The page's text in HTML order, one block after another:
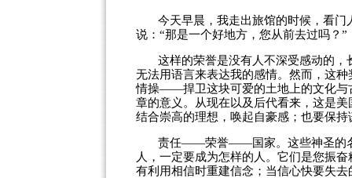
今天早晨，我走出旅馆的时候，看
说：“那是一个好地方，您从前去过吗？”
这样的荣誉是没有人不深受感动的
无法用语言来表达我的感情。然而，这
情操——捍卫这块可爱的土地上的文化与
章的意义。从现在以及后代看来，这是
结合崇高的理想，唤起自豪感；也要保持
责任——荣誉——国家。这些神圣的
人，一定要成为怎样的人。它们是您振
有利用相信时重建信念；当信心快要失